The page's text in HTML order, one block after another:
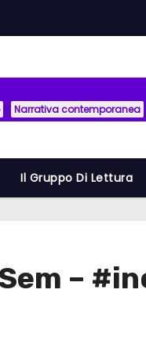
Narrativa contemporanea
Il Gruppo Di Lettura
–